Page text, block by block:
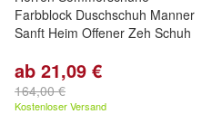
Farbblock Duschschuh Manner
Sanft Heim Offener Zeh Schuh
ab 21,09 €
164,00 €
Kostenloser Versand